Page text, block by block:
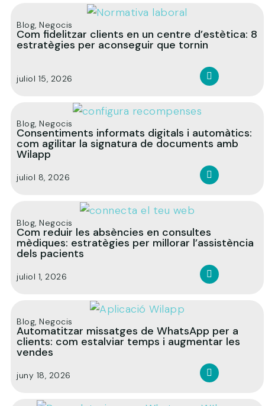
Blog, Negocis
Com fidelitzar clients en un centre d’estètica: 8
estratègies per aconseguir que tornin
juliol 15, 2026
Blog, Negocis
Consentiments informats digitals i automàtics:
com agilitar la signatura de documents amb
Wilapp
juliol 8, 2026
Blog, Negocis
Com reduir les absències en consultes
mèdiques: estratègies per millorar l’assistència
dels pacients
juliol 1, 2026
Blog, Negocis
Automatitzar missatges de WhatsApp per a
clients: com estalviar temps i augmentar les
vendes
juny 18, 2026